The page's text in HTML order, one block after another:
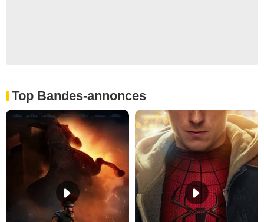
Top Bandes-annonces